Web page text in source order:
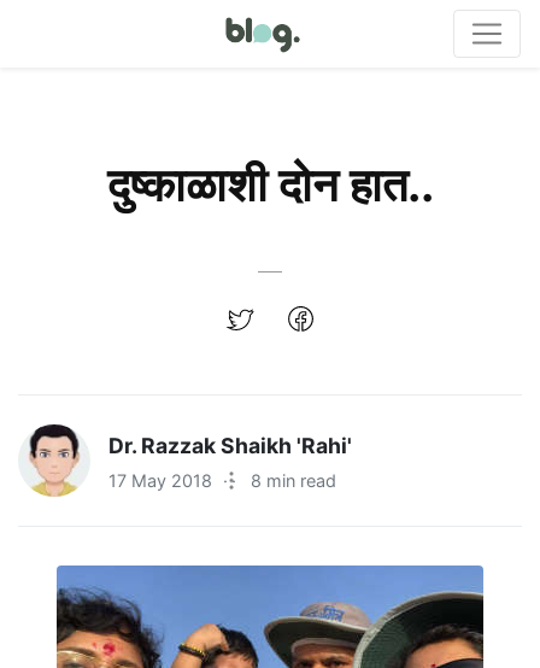
दुष्काळाशी दोन हात..
Dr. Razzak Shaikh 'Rahi'
17 May 2018 · 8 min read